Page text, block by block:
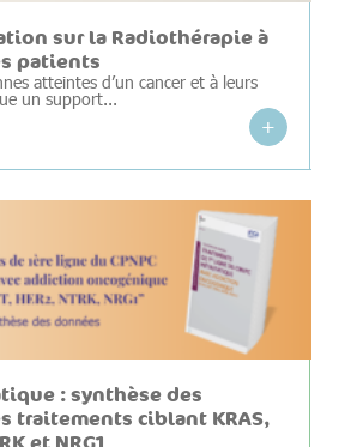
sur la Radiothérapie à
patients
atteintes d’un cancer et à leurs
un support...
+
: synthèse des
traitements ciblant KRAS,